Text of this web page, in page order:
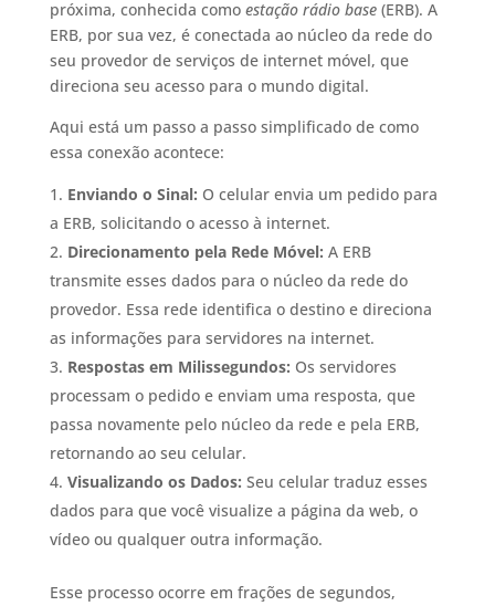
próxima, conhecida como estação rádio base(ERB). A
ERB, por sua vez, é conectada ao núcleo da rede do
seu provedor de serviços de internet móvel, que
direciona seu acesso para o mundo digital.
Aqui está um passo a passo simplificado de como
essa conexão acontece:
Enviando o Sinal: O celular envia um pedido para
a ERB, solicitando o acesso à internet.
Direcionamento pela Rede Móvel: A ERB
transmite esses dados para o núcleo da rede do
provedor. Essa rede identifica o destino e direciona
as informações para servidores na internet.
Respostas em Milissegundos: Os servidores
processam o pedido e enviam uma resposta, que
passa novamente pelo núcleo da rede e pela ERB,
retornando ao seu celular.
Visualizando os Dados: Seu celular traduz esses
dados para que você visualize a página da web, o
vídeo ou qualquer outra informação.
Esse processo ocorre em frações de segundos,